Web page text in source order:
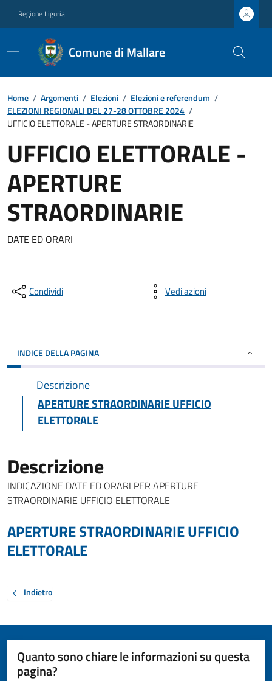
Regione Liguria
Comune di Mallare
Home / Argomenti / Elezioni / Elezioni e referendum /
ELEZIONI REGIONALI DEL 27-28 OTTOBRE 2024 /
UFFICIO ELETTORALE - APERTURE STRAORDINARIE
UFFICIO ELETTORALE -
APERTURE
STRAORDINARIE
DATE ED ORARI
Condividi Vedi azioni
INDICE DELLA PAGINA
Descrizione
APERTURE STRAORDINARIE UFFICIO
ELETTORALE
Descrizione
INDICAZIONE DATE ED ORARI PER APERTURE
STRAORDINARIE UFFICIO ELETTORALE
APERTURE STRAORDINARIE UFFICIO
ELETTORALE
Indietro
Quanto sono chiare le informazioni su questa
pagina?